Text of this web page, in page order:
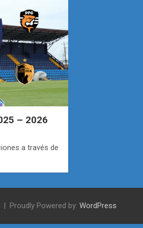
– 2026
a través de
Proudly Powered by: WordPress